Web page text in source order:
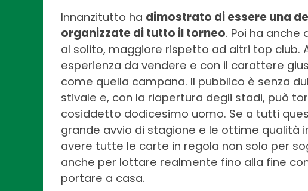
Innanzitutto ha dimostrato di essere una
organizzate di tutto il torneo. Poi ha
al solito, maggiore rispetto ad altri top club.
esperienza da vendere e con il carattere
come quella campana. Il pubblico è senza
stivale e, con la riapertura degli stadi, può
cosiddetto dodicesimo uomo. Se a tutti
grande avvio di stagione e le ottime qualità
avere tutte le carte in regola non solo per
anche per lottare realmente fino alla fine
portare a casa.